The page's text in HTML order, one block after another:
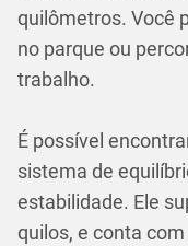
quilômetros. Você
no parque ou
trabalho.
É possível
sistema de
estabilidade. Ele
quilos, e conta